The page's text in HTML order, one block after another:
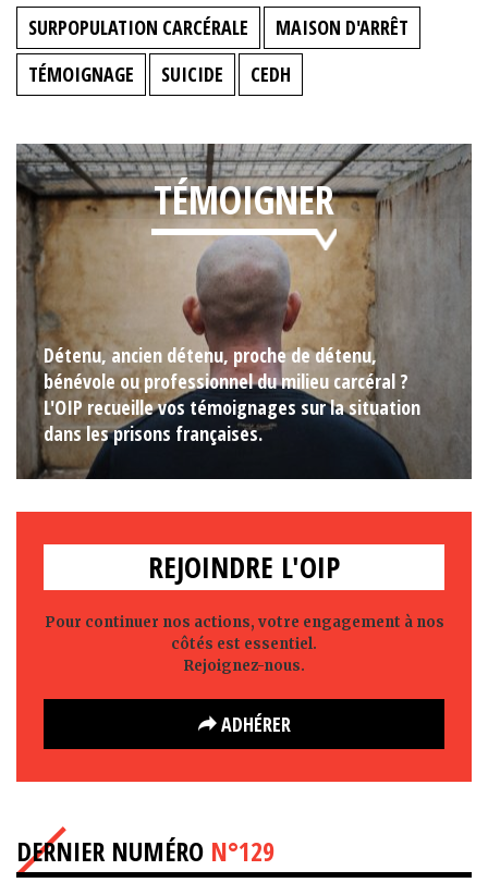
SURPOPULATION CARCÉRALE
MAISON D'ARRÊT
TÉMOIGNAGE
SUICIDE CEDH
TÉMOIGNER
Détenu, ancien détenu, proche de détenu,
bénévole ou professionnel du milieu carcéral ?
L'OIP recueille vos témoignages sur la situation
dans les prisons françaises.
REJOINDRE L'OIP
Pour continuer nos actions, votre engagement à nos
côtés est essentiel.
Rejoignez-nous.
ADHÉRER
DERNIER NUMÉRO N°129